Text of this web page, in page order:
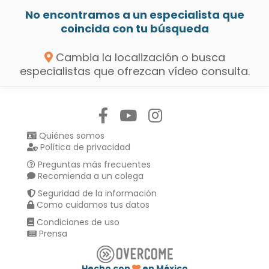
No encontramos a un especialista que
coincida con tu búsqueda
Cambia la localización o busca
especialistas que ofrezcan vídeo consulta.
Quiénes somos
Política de privacidad
Preguntas más frecuentes
Recomienda a un colega
Seguridad de la información
Como cuidamos tus datos
Condiciones de uso
Prensa